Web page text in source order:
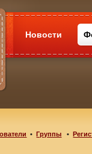
Новости
•Группы •